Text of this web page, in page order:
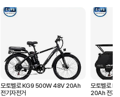
모토벨로 KG9 500W 48V 20Ah
전기자전거
모토벨로
20Ah 전기